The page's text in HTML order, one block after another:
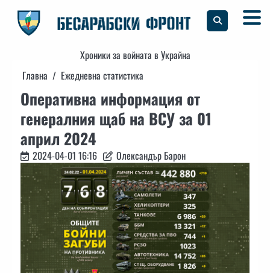
content
Хроники за войната в Украйна
Главна
Ежедневна статистика
Оперативна информация от
генералния щаб на ВСУ за 01
април 2024
2024-04-01 16:16 Олександър Барон